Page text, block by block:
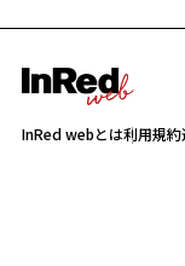
InRed webとは利用規約